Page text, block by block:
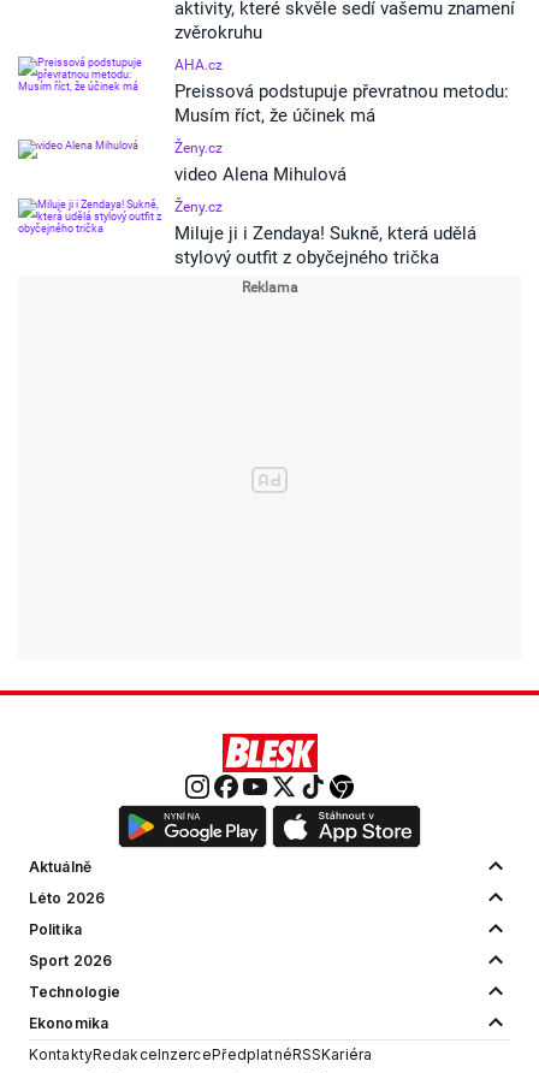
aktivity, které skvěle sedí vašemu znamení
zvěrokruhu
AHA.cz
Preissová podstupuje převratnou metodu:
Musím říct, že účinek má
Ženy.cz
video Alena Mihulová
Ženy.cz
Miluje ji i Zendaya! Sukně, která udělá
stylový outfit z obyčejného trička
Aktuálně
Léto 2026
Politika
Sport 2026
Technologie
Ekonomika
KontaktyRedakceInzercePředplatnéRSSKariéra